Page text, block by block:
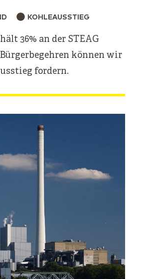
KOHLEAUSSTIEG
36% an der STEAG
Bürgerbegehren können wir
fordern.